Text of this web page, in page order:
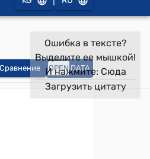
Сравнение OPEN DATA
Ошибка в тексте?
Выделите ее мышкой!
И нажмите: Сюда
Загрузить цитату